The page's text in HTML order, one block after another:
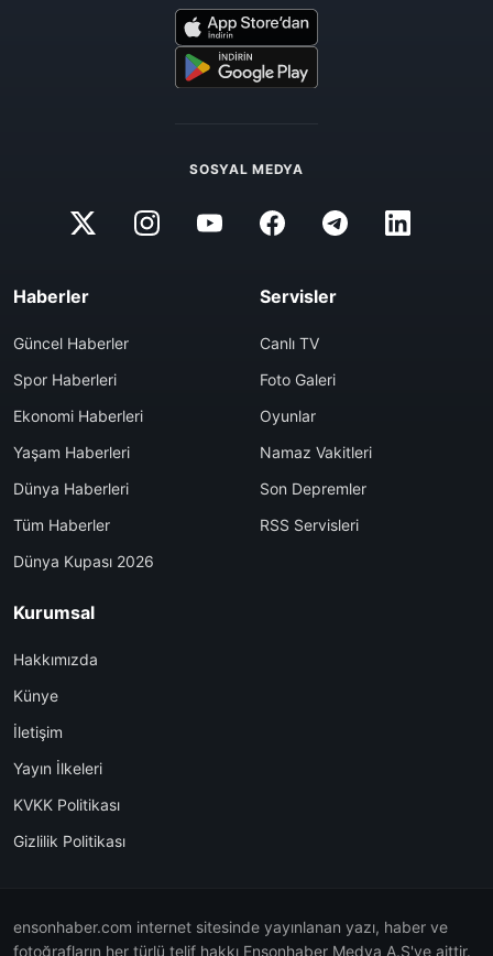
SOSYAL MEDYA
Haberler
Güncel Haberler
Spor Haberleri
Ekonomi Haberleri
Yaşam Haberleri
Dünya Haberleri
Tüm Haberler
Dünya Kupası 2026
Servisler
Canlı TV
Foto Galeri
Oyunlar
Namaz Vakitleri
Son Depremler
RSS Servisleri
Kurumsal
Hakkımızda
Künye
İletişim
Yayın İlkeleri
KVKK Politikası
Gizlilik Politikası
ensonhaber.com internet sitesinde yayınlanan yazı, haber ve
fotoğrafların her türlü telif hakkı Ensonhaber Medya A.Ş'ye aittir.